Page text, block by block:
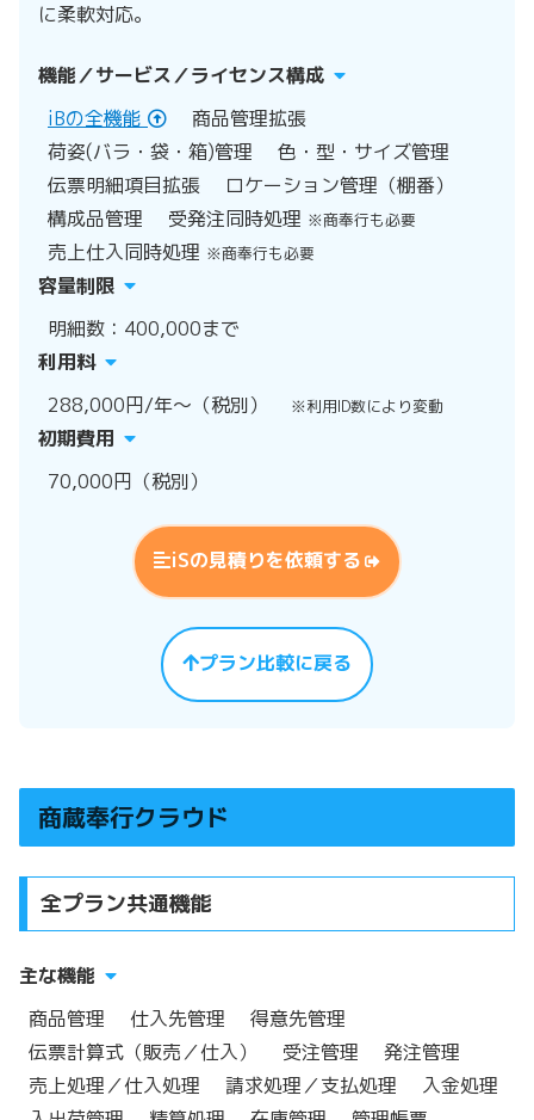
に柔軟対応。
機能／サービス／ライセンス構成
iBの全機能
商品管理拡張
荷姿(バラ・袋・箱)管理
色・型・サイズ管理
伝票明細項目拡張
ロケーション管理（棚番）
構成品管理
受発注同時処理 ※商奉行も必要
売上仕入同時処理 ※商奉行も必要
容量制限
明細数：400,000まで
利用料
288,000円/年～（税別）
※利用ID数により変動
初期費用
70,000円（税別）
iSの見積りを依頼する
プラン比較に戻る
商蔵奉行クラウド
全プラン共通機能
主な機能
商品管理
仕入先管理
得意先管理
伝票計算式（販売／仕入）
受注管理
発注管理
売上処理／仕入処理
請求処理／支払処理
入金処理